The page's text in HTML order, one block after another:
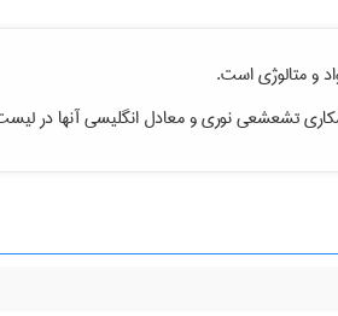
و متالوژیاست.
تشعشعی نوریو معادل انگلیسی آنها در